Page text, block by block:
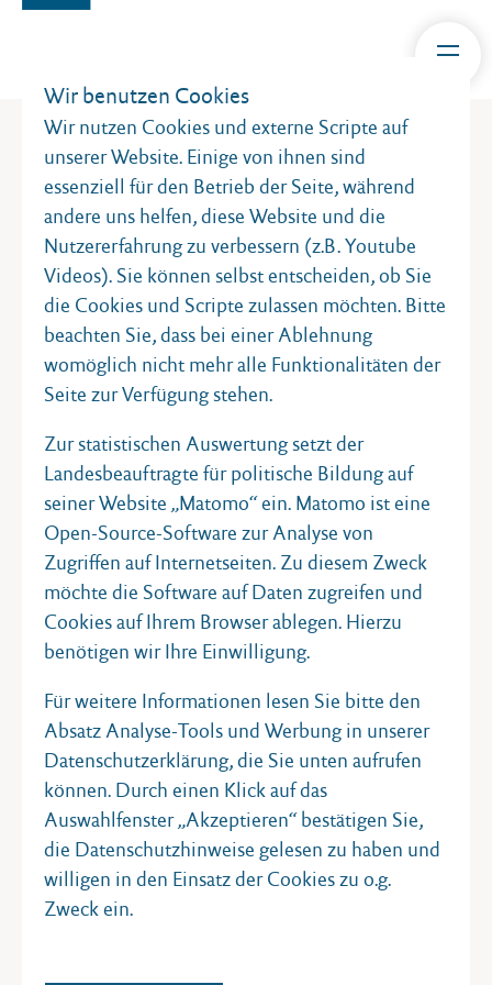
KONTAKT
Der Landesbeauftragte für politische Bildung Schleswig-
Holstein
Karolinenweg 1
24105 Kiel
Telefon: 0431 – 988 1646
lpb@landtag.ltsh.de
TELEFONISCHE ERREICHBARKEIT
Montag bis Donnerstag, 9.00 bis 15.00 Uhr
Freitag, 9.00 bis 13.00 Uhr
NEWSLETTER
Bleiben Sie auf dem Laufenden und melden Sie sich hier
unseren Newsletter an.
SOCIAL MEDIA
SCHLESWIG-HOLSTEINISCHER LANDTAG
Die Website des Landtages finden Sie hier
KONTAKT
Wir benutzen Cookies
Wir nutzen Cookies und externe Scripte auf
unserer Website. Einige von ihnen sind
essenziell für den Betrieb der Seite, während
andere uns helfen, diese Website und die
Nutzererfahrung zu verbessern (z.B. Youtube
Videos). Sie können selbst entscheiden, ob Sie
die Cookies und Scripte zulassen möchten. Bitte
beachten Sie, dass bei einer Ablehnung
womöglich nicht mehr alle Funktionalitäten der
Seite zur Verfügung stehen.
Zur statistischen Auswertung setzt der
Landesbeauftragte für politische Bildung auf
seiner Website „Matomo“ ein. Matomo ist eine
Open-Source-Software zur Analyse von
Zugriffen auf Internetseiten. Zu diesem Zweck
möchte die Software auf Daten zugreifen und
Cookies auf Ihrem Browser ablegen. Hierzu
benötigen wir Ihre Einwilligung.
Für weitere Informationen lesen Sie bitte den
Absatz Analyse-Tools und Werbung in unserer
Datenschutzerklärung, die Sie unten aufrufen
können. Durch einen Klick auf das
Auswahlfenster „Akzeptieren“ bestätigen Sie,
die Datenschutzhinweise gelesen zu haben und
willigen in den Einsatz der Cookies zu o.g.
Zweck ein.